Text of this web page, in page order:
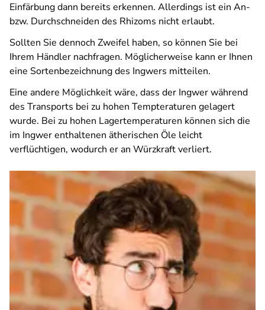
Einfärbung dann bereits erkennen. Allerdings ist ein An-
bzw. Durchschneiden des Rhizoms nicht erlaubt.
Sollten Sie dennoch Zweifel haben, so können Sie bei
Ihrem Händler nachfragen. Möglicherweise kann er Ihnen
eine Sortenbezeichnung des Ingwers mitteilen.
Eine andere Möglichkeit wäre, dass der Ingwer während
des Transports bei zu hohen Tempteraturen gelagert
wurde. Bei zu hohen Lagertemperaturen können sich die
im Ingwer enthaltenen ätherischen Öle leicht
verflüchtigen, wodurch er an Würzkraft verliert.